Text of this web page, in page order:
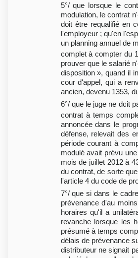
5°/ que lorsque le
modulation, le contrat
doit être requalifié en
l'employeur ; qu'en
un planning annuel de
complet à compter du
prouver que le salarié
disposition », quand il
cour d'appel, qui a
ancien, devenu 1353,
6°/ que le juge ne doit
contrat à temps
annoncée dans le
défense, relevait des
période courant à
modulé avait prévu
mois de juillet 2012 à
du contrat, de sorte
l'article 4 du code de
7°/ que si dans le
prévenance d'au
horaires qu'il a
revanche lorsque les
présumé à temps
délais de prévenance
distributeur ne signait